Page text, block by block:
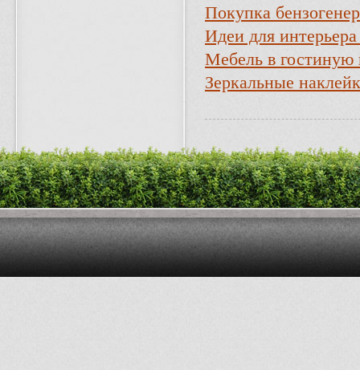
Покупка
Идеи для
Мебель в гостиную
Зеркальные